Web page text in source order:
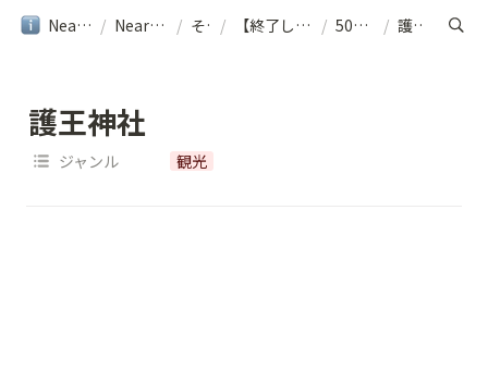
NearMe旅行ガイド / NearMe｜ヘルプ / その他 / 【終了しました】[京都] 周遊シャトルご利用案内 / 500円エリア / 護王神社
護王神社
ジャンル 観光